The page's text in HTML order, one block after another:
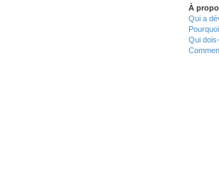
À
Qui a
Qui